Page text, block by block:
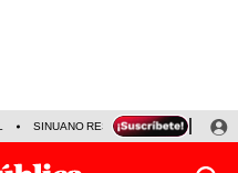
SINUANO RESULTADOS HOY